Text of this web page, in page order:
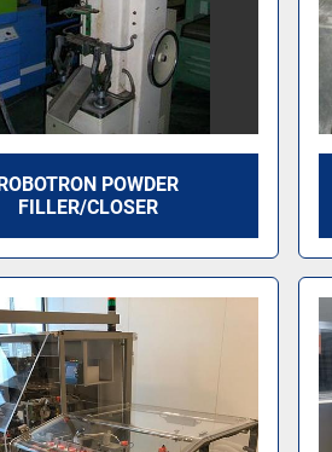
POWDER
FILLER/CLOSER